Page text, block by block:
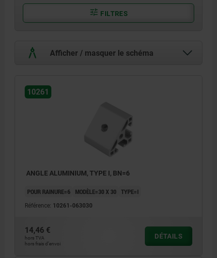
FILTRES
Afficher / masquer le schéma
10261
ANGLE ALUMINIUM, TYPE I, BN=6
POUR RAINURE=6 MODÈLE=30 X 30 TYPE=I
Référence: 10261-063030
14,46 €
hors TVA
hors frais d’envoi
DÉTAILS